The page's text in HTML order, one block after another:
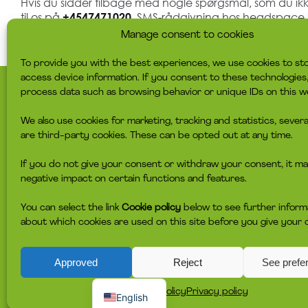
Manage consent to cookies
To provide you with the best experiences, we use cookies to
access device information. If you consent to these
process data such as browsing behavior or unique IDs on this
We also use cookies for marketing, tracking and statistics,
are third-party cookies. These can be opted out at any time.
If you do not give your consent or withdraw your consent, it
negative impact on certain functions and features.
You can select the link Cookie policy below to see further
about which cookies are used on this site before you give your
Approved Reject See
Cookie policyPrivacy policy
til os på+4547471020. SMS-rådgivning hos
15.00 og torsdag fra klokken 18.00 til 21.00.
headspace secretariat
Østergade 5, 3rd floor
1100 Copenhagen K
50 846 846
Åbningstid kl. 8-16
The Social Network
CVR number: 31920124
For young people
Find your nearest headspace
Book a meeting
Complaint procedure
headspace is in no way affiliated, sponsored or otherwise connected to
that the help should be on the young people's terms - not the system's.
English
Dansk